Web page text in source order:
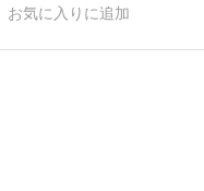
お気に入りに追加